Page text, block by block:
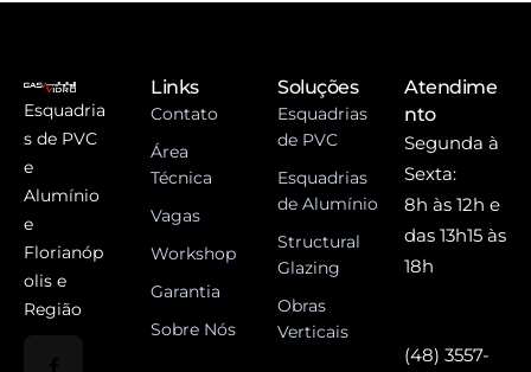
Esquadria
s de PVC
e
Alumínio
e
Florianóp
olis e
Região
Links
Contato
Área
Técnica
Vagas
Workshop
Garantia
Sobre Nós
Soluções
Esquadrias
de PVC
Esquadrias
de Alumínio
Structural
Glazing
Obras
Verticais
Atendime
nto
Segunda à
Sexta:
8h às 12h e
das 13h15 às
18h
(48) 3557-